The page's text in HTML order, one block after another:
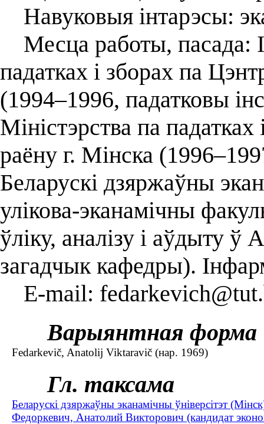
Навуковыя інтарэсы:
Месца работы, пасада:
падатках і зборах па
(1994–1996, падатковы
Міністэрства па
раёну г. Мінска
Беларускі дзяржаўны
улікова-эканамічны
ўліку, аналізу і аўдыту
загадчык кафедры).
E-mail:
Варыянтная форма
Fedarkevič, Anatolij Viktaravič (нар. 1969)
Гл. таксама
Беларускі дзяржаўны эканамічны ўніверсітэт
Федоркевич, Анатолий Викторович (кандидат